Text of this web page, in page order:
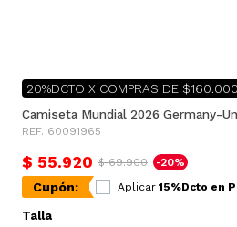
20%DCTO X COMPRAS DE $160.000
Camiseta Mundial 2026 Germany-
REF. 60091965
$ 55.920 $ 69.900 -20%
Cupón: Aplicar 15%Dcto en
Talla